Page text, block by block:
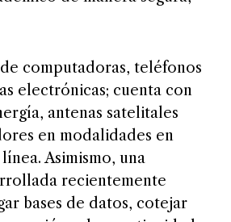
electrónicas; cuenta con
antenas satelitales
en modalidades en
Asimismo, una
recientemente
bases de datos, cotejar
y dar continuidad a